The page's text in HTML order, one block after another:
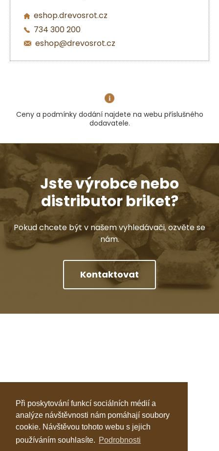
Při poskytování funkcí sociálních médií a
analýze návštěvnosti nám pomáhají soubory
cookie. Návštěvou tohoto webu s jejich
používáním souhlasíte. Podrobnosti
eshop.drevosrot.cz
734 300 200
eshop@drevosrot.cz
Ceny a podmínky dodání najdete na webu příslušného
dodavatele.
Jste výrobce nebo
distributor briket?
Pokud chcete být v našem vyhledávači, ozvěte se
nám.
Kontaktovat